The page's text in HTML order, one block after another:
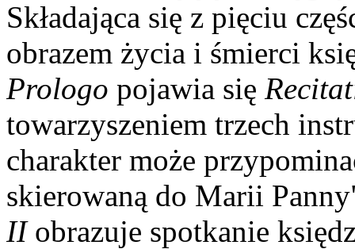
Składająca się z pięciu
obrazem życia i śmierci
Prologo pojawia się
towarzyszeniem trzech
charakter może
skierowaną do Marii
IIobrazuje spotkanie